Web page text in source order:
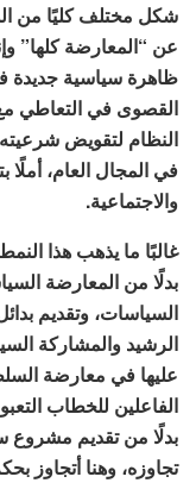
شكل مختلف كليًا من
عن “المعارضة كلها”
ظاهرة سياسية جديدة
القصوى في التعاطي
النظام لتقويض
في المجال العام، أملًا
والاجتماعية.
غالبًا ما يذهب هذا
بدلًا من المعارضة
السياسات، وتقديم
الرشيد والمشاركة
عليها في معارضة
الفاعلين للخطاب
بدلًا من تقديم مشروع
تجاوزه، وهنا أتجاوز